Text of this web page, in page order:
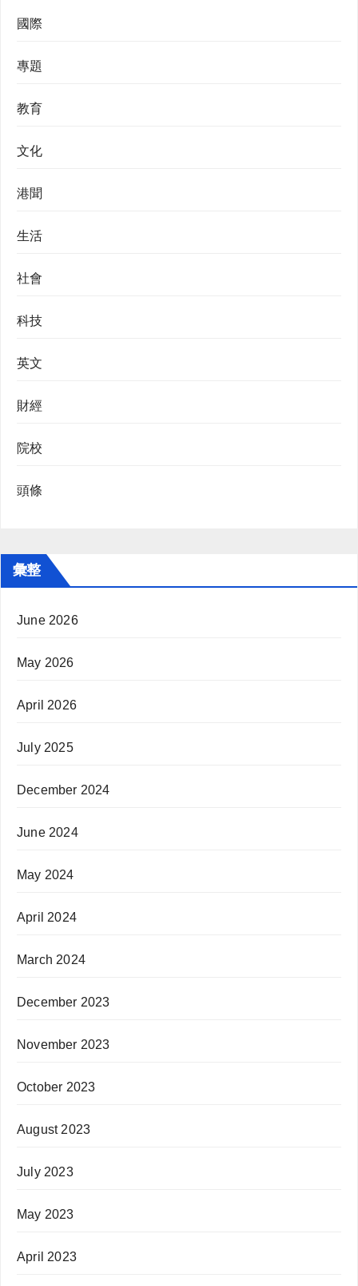
國際
專題
教育
文化
港聞
生活
社會
科技
英文
財經
院校
頭條
彙整
June 2026
May 2026
April 2026
July 2025
December 2024
June 2024
May 2024
April 2024
March 2024
December 2023
November 2023
October 2023
August 2023
July 2023
May 2023
April 2023